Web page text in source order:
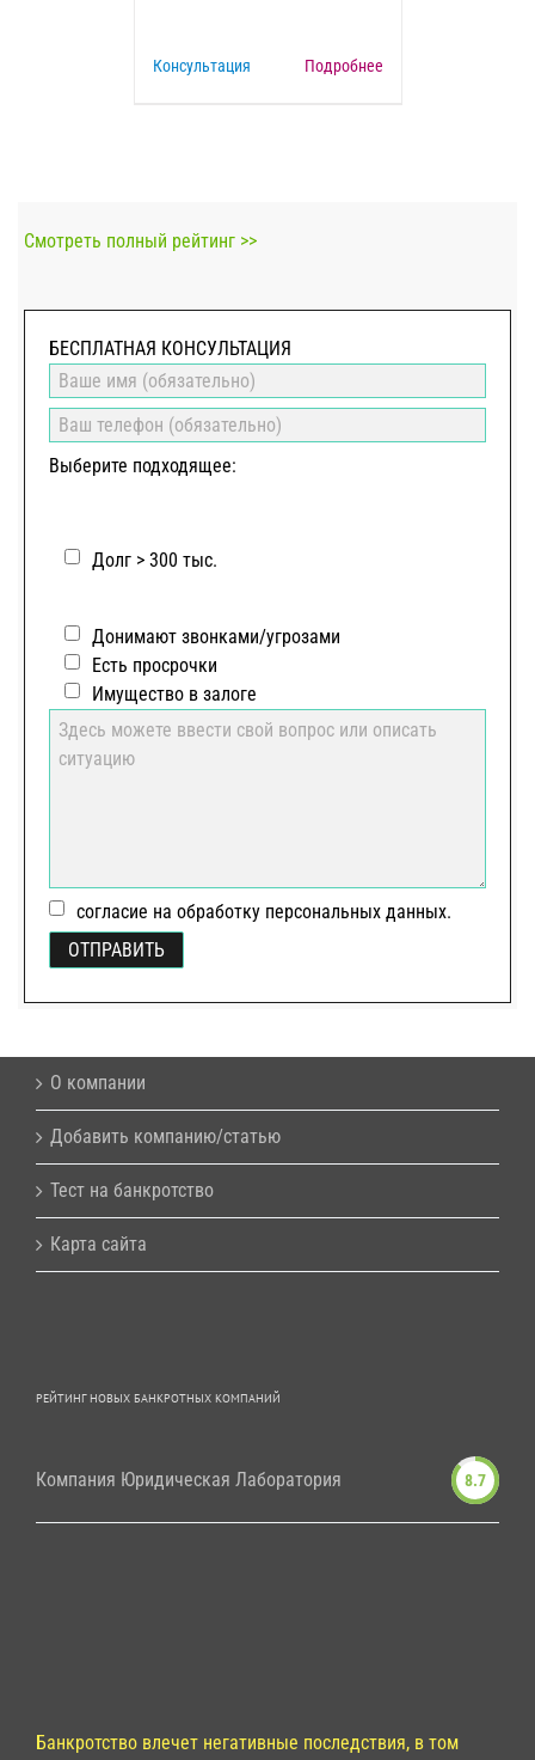
Консультация Подробнее
Смотреть полный рейтинг >>
БЕСПЛАТНАЯ КОНСУЛЬТАЦИЯ
Выберите подходящее:
Долг > 300 тыс.
Донимают звонками/угрозами
Есть просрочки
Имущество в залоге
согласие на обработку персональных данных.
О компании
Добавить компанию/статью
Тест на банкротство
Карта сайта
РЕЙТИНГ НОВЫХ БАНКРОТНЫХ КОМПАНИЙ
Компания Юридическая Лаборатория 8.7
Банкротство влечет негативные последствия, в том